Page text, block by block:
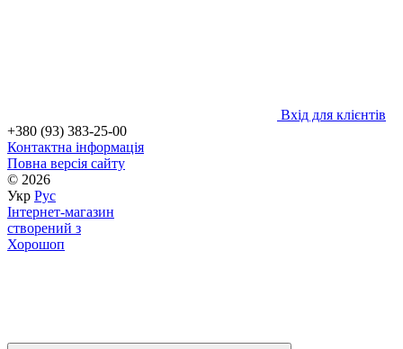
Вхід для клієнтів
+380 (93) 383-25-00
Контактна інформація
Повна версія сайту
© 2026
Укр Рус
Інтернет-магазин
створений з
Хорошоп